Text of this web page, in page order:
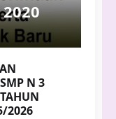
N 3
2026